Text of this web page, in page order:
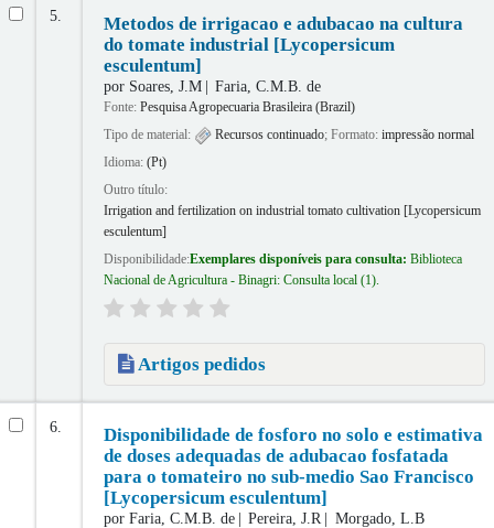
5.
Metodos de irrigacao e adubacao na cultura
do tomate industrial [Lycopersicum
esculentum]
por Soares, J.M Faria, C.M.B. de
Fonte: Pesquisa Agropecuaria Brasileira (Brazil)
Tipo de material:
Recursos continuado; Formato: impressão normal
Idioma: (Pt)
Outro título:
Irrigation and fertilization on industrial tomato cultivation [Lycopersicum
esculentum]
Disponibilidade:Exemplares disponíveis para consulta: Biblioteca
Nacional de Agricultura - Binagri: Consulta local (1).
Artigos pedidos
6.
Disponibilidade de fosforo no solo e estimativa
de doses adequadas de adubacao fosfatada
para o tomateiro no sub-medio Sao Francisco
[Lycopersicum esculentum]
por Faria, C.M.B. de Pereira, J.R Morgado, L.B